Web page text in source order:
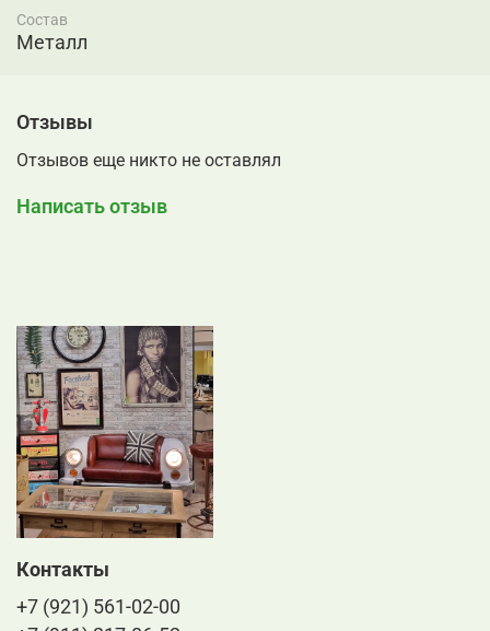
Состав
Металл
Отзывы
Отзывов еще никто не оставлял
Написать отзыв
Контакты
+7 (921) 561-02-00